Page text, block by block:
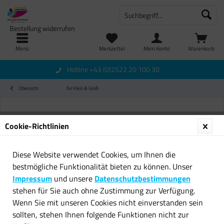
Menü Warenkorb
Merkzettel
Bestellung widerrufen
Mein Konto
Hotline +43 (0)2522 20 100 30
Übersicht für Klein & Groß
Cookie-Richtlinien
Diese Website verwendet Cookies, um Ihnen die
bestmögliche Funktionalität bieten zu können. Unser
Impressum und unsere Datenschutzbestimmungen
stehen für Sie auch ohne Zustimmung zur Verfügung.
Wenn Sie mit unseren Cookies nicht einverstanden sein
sollten, stehen Ihnen folgende Funktionen nicht zur